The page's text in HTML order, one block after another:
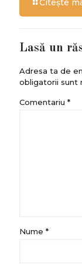
Citește
Lasă un
Adresa ta de
obligatorii sunt
Comentariu *
Nume *